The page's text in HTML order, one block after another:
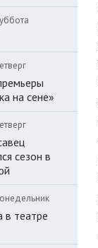
на сене»
сезон в
в театре